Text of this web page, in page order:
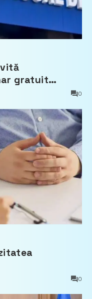
gratuit
pe bunurile
0
0